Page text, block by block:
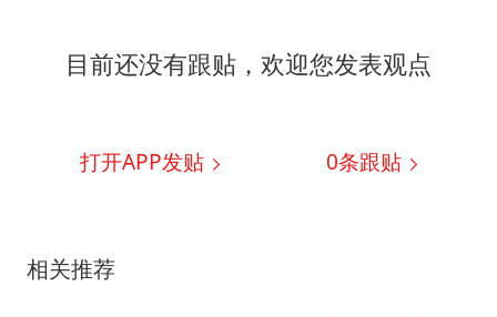
目前还没有跟贴，欢迎您发表观点
打开APP发贴 0条跟贴
相关推荐